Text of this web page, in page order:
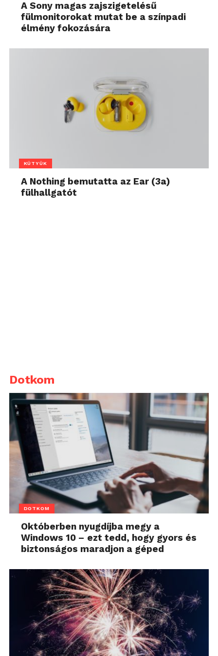
A Sony magas zajszigetelésű
fülmonitorokat mutat be a színpadi
élmény fokozására
KÜTYÜK
A Nothing bemutatta az Ear (3a)
fülhallgatót
Dotkom
DOTKOM
Októberben nyugdíjba megy a
Windows 10 – ezt tedd, hogy gyors és
biztonságos maradjon a géped